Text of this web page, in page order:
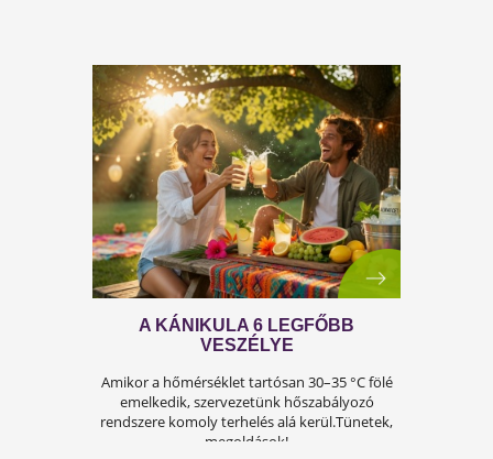
A FÉRFIASSÁG PROBLÉMÁJA:
OKAI, TÜNETEI ÉS LEHETSÉGES
MEGOLDÁSAI
A férfiasság, vagy más néven a szexuális
teljesítmény, sok férfi számára központi
az életben. Nem csupán a testi egészséget,
hanem az önbecsülést is befolyásolja.